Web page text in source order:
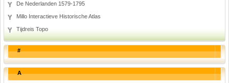
Aardrijkskunde
Biologie
Engels
Frans, Duits, Chinees, Spaans
Geschiedenis
Handvaardigheid en Tekenen
De Nederlanden 1579-1795
Millo Interactieve Historische Atlas
Tijdreis Topo
#
A